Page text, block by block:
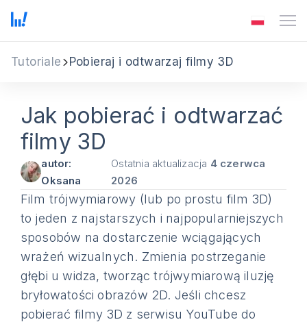
Tutoriale Pobieraj i odtwarzaj filmy 3D
Jak pobierać i odtwarzać
filmy 3D
autor:
Oksana
Ostatnia aktualizacja 4 czerwca
2026
Film trójwymiarowy (lub po prostu film 3D)
to jeden z najstarszych i najpopularniejszych
sposobów na dostarczenie wciągających
wrażeń wizualnych. Zmienia postrzeganie
głębi u widza, tworząc trójwymiarową iluzję
bryłowatości obrazów 2D. Jeśli chcesz
pobierać filmy 3D z serwisu YouTube do